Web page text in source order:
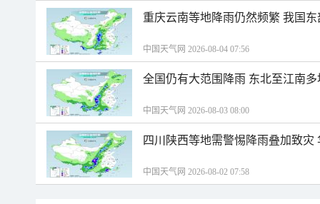
重庆云南等地降雨仍然频繁 我国
中国天气网 2026-08-04 07:56
全国仍有大范围降雨 东北至江南
中国天气网 2026-08-03 08:00
四川陕西等地需警惕降雨叠加致
中国天气网 2026-08-02 07:58